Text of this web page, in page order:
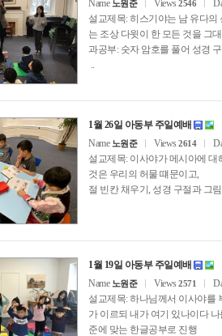
Name 노원준 Views2546
설교제목: 히스기야는 남 유
는 조상 다윗이 한 모든 것을
과공부: 숫자 암호를 풀어 성경
..
1월 26일 아동부 주일예배
Name 노원준 Views2614
설교제목: 이사야가 메시아에
것은 우리의 허물 떄문이고,
절 빈칸 채우기, 성경 구절과 그
1월 19일 아동부 주일예배
Name 노원준 Views2571
설교제목: 하나님께서 이
가 이르되 내가 여기 있나이다
준에 맞는 한글공부로 진